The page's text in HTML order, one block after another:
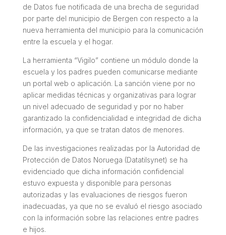
de Datos fue notificada de una brecha de seguridad
por parte del municipio de Bergen con respecto a la
nueva herramienta del municipio para la comunicación
entre la escuela y el hogar.
La herramienta “Vigilo” contiene un módulo donde la
escuela y los padres pueden comunicarse mediante
un portal web o aplicación. La sanción viene por no
aplicar medidas técnicas y organizativas para lograr
un nivel adecuado de seguridad y por no haber
garantizado la confidencialidad e integridad de dicha
información, ya que se tratan datos de menores.
De las investigaciones realizadas por la Autoridad de
Protección de Datos Noruega (Datatilsynet) se ha
evidenciado que dicha información confidencial
estuvo expuesta y disponible para personas
autorizadas y las evaluaciones de riesgos fueron
inadecuadas, ya que no se evaluó el riesgo asociado
con la información sobre las relaciones entre padres
e hijos.